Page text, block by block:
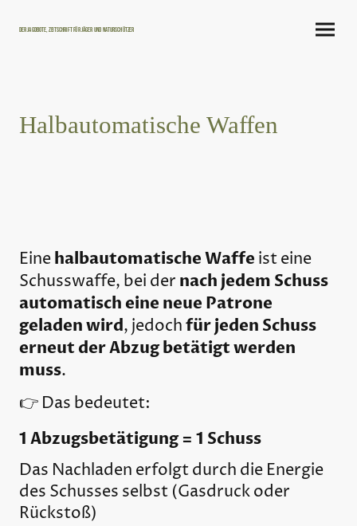
Der Jagdbote, Zeitschrift für Jäger und Naturschützer
Halbautomatische Waffen
Einehalbautomatische Waffe ist eine
Schusswaffe, bei der nach jedem Schuss
automatisch eine neue Patrone
geladen wird, jedochfür jeden Schuss
erneut der Abzug betätigt werden
muss.
👉 Das bedeutet:
1 Abzugsbetätigung = 1 Schuss
Das Nachladen erfolgt durch die Energie
des Schusses selbst (Gasdruck oder
Rückstoß)